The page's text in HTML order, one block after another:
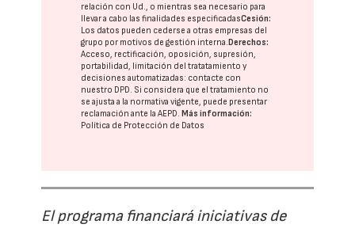
relación con Ud., o mientras sea necesario para
llevar a cabo las finalidades especificadasCesión:
Los datos pueden cederse a otras empresas del
grupo por motivos de gestión interna. Derechos:
Acceso, rectificación, oposición, supresión,
portabilidad, limitación del tratatamiento y
decisiones automatizadas: contacte con
nuestro DPD. Si considera que el tratamiento no
se ajusta a la normativa vigente, puede presentar
reclamación ante laAEPD. Más información:
Política de Protección de Datos
El programa financiará iniciativas de